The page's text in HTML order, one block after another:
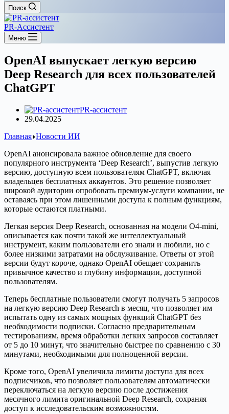
Поиск
PR-Ассистент
Меню
OpenAI выпускает легкую версию
Deep Research для всех пользователей
ChatGPT
PR-ассистент
29.04.2025
Главная Новости ИИ
OpenAI анонсировала важное обновление для своего
популярного инструмента ‘Deep Research’, выпустив легкую
версию, доступную всем пользователям ChatGPT, включая
владельцев бесплатных аккаунтов. Это решение позволяет
широкой аудитории опробовать премиум-услуги компании, не
оставаясь при этом лишенными доступа к полным функциям,
которые остаются платными.
Легкая версия Deep Research, основанная на модели O4-mini,
описывается как почти такой же интеллектуальный
инструмент, каким пользователи его знали и любили, но с
более низкими затратами на обслуживание. Ответы от этой
версии будут короче, однако OpenAI обещает сохранить
привычное качество и глубину информации, доступной
пользователям.
Теперь бесплатные пользователи смогут получать 5 запросов
на легкую версию Deep Research в месяц, что позволяет им
испытать одну из самых мощных функций ChatGPT без
необходимости подписки. Согласно предварительным
тестированиям, время обработки легких запросов составляет
от 5 до 10 минут, что значительно быстрее по сравнению с 30
минутами, необходимыми для полноценной версии.
Кроме того, OpenAI увеличила лимиты доступа для всех
подписчиков, что позволяет пользователям автоматически
переключаться на легкую версию после достижения
месячного лимита оригинальной Deep Research, сохраняя
доступ к исследовательским возможностям.